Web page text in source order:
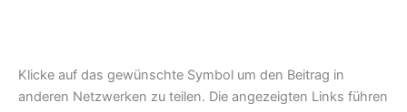
Klicke auf das gewünschte Symbol um den Beitrag in
anderen Netzwerken zu teilen. Die angezeigten Links führen